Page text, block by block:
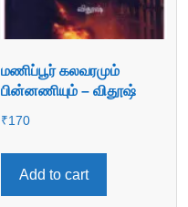
மணிப்பூர் கலவரமும்
பின்னணியும் – விதூஷ்
₹170
Add to cart